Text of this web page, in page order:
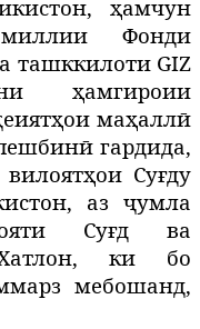
ҳамчун
Фонди
ташккилоти GIZ
ҳамгироии
маҳаллӣ
ӣ гардида,
Суғду
аз ҷумла
Суғд ва
ки бо
мебошанд,